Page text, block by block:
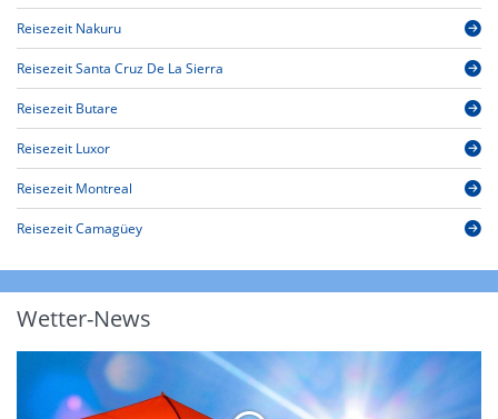
Reisezeit Nakuru
Reisezeit Santa Cruz De La Sierra
Reisezeit Butare
Reisezeit Luxor
Reisezeit Montreal
Reisezeit Camagüey
Wetter-News